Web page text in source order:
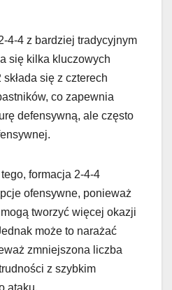
4-4 z bardziej tradycyjnym
się kilka kluczowych
się z czterech
co zapewnia
defensywną, ale często
formacja 2-4-4
ofensywne, ponieważ
tworzyć więcej okazji
może to narażać
zmniejszona liczba
z szybkim
ataku.